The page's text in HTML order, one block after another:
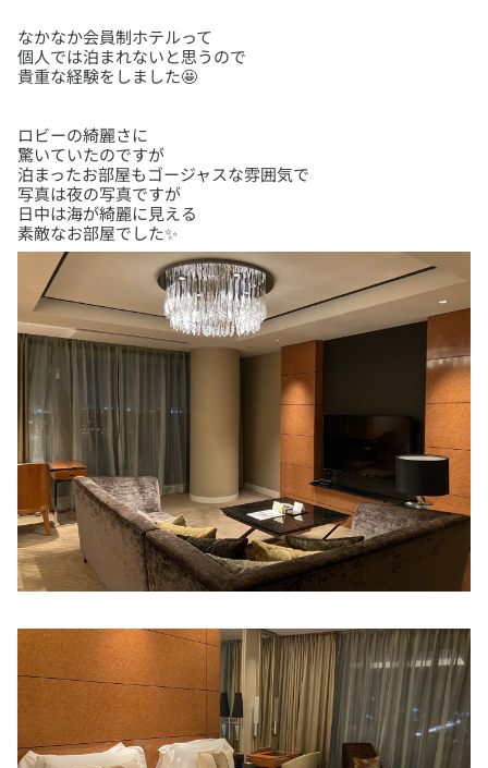
なかなか会員制ホテルって
個人では泊まれないと思うので
ロビーの綺麗さに
驚いていたのですが
泊まったお部屋もゴージャスな雰囲気で
写真は夜の写真ですが
日中は海が綺麗に見える